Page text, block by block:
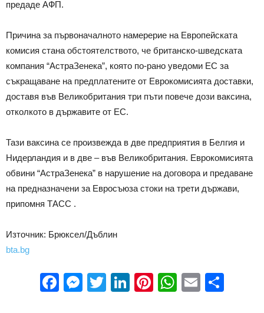
предаде АФП.
Причина за първоначалното намерерие на Европейската
комисия стана обстоятелството, че британско-шведската
компания “АстраЗенека”, която по-рано уведоми ЕС за
съкращаване на предплатените от Еврокомисията доставки,
доставя във Великобритания три пъти повече дози ваксина,
отколкото в държавите от ЕС.
Тази ваксина се произвежда в две предприятия в Белгия и
Нидерландия и в две – във Великобритания. Еврокомисията
обвини “АстраЗенека” в нарушение на договора и предаване
на предназначени за Евросъюза стоки на трети държави,
припомня ТАСС .
Източник: Брюксел/Дъблин
bta.bg
Facebook
Messenger
Twitter
LinkedIn
Pinterest
WhatsApp
Email